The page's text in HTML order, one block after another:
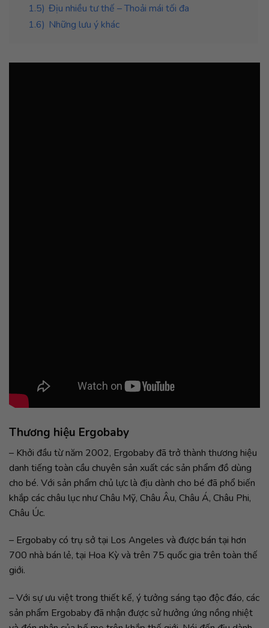
1.5) Địu nhiều tư thế – Thoải mái tối đa
1.6) Những lưu ý khác
Thương hiệu Ergobaby
– Khởi đầu từ năm 2002, Ergobaby đã trở thành thương hiệu
danh tiếng toàn cầu chuyên sản xuất các sản phẩm đồ dùng
cho bé. Với sản phẩm chủ lực là địu dành cho bé đã phổ biến
khắp các châu lục như Châu Mỹ, Châu Âu, Châu Á, Châu Phi,
Châu Úc.
– Ergobaby có trụ sở tại Los Angeles và được bán tại hơn
700 nhà bán lẻ, tại Hoa Kỳ và trên 75 quốc gia trên toàn thế
giới.
– Với sự ưu việt trong thiết kế, ý tưởng sáng tạo độc đáo, các
sản phẩm Ergobaby đã nhận được sử hưởng ứng nồng nhiệt